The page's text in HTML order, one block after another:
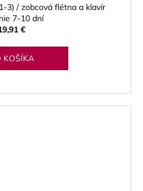
3) / zobcová flétna a klavír
7-10 dní
€
KOŠÍKA